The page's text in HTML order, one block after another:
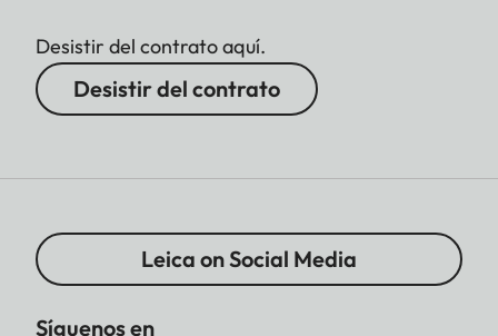
Desistir del contrato aquí.
Desistir del contrato
Leica on Social Media
Síguenos en